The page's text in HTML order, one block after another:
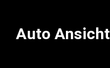
Auto Ansicht